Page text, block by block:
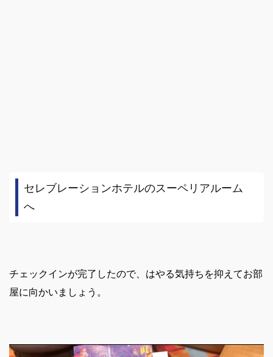
セレブレーションホテルのスーペリアルーム
へ
チェックインが完了したので、はやる気持ちを抑えてお部
屋に向かいましょう。